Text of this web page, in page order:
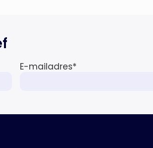
E-mailadres*